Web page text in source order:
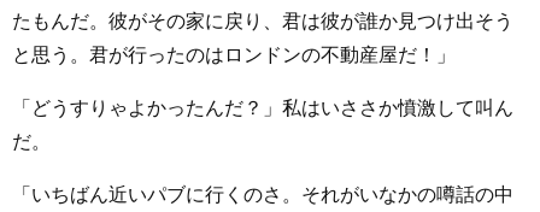
たもんだ。彼がその家に戻り、君は彼が誰か見つけ出そう
と思う。君が行ったのはロンドンの不動産屋だ！」
「どうすりゃよかったんだ？」私はいささか憤激して叫ん
だ。
「いちばん近いパブに行くのさ。それがいなかの噂話の中